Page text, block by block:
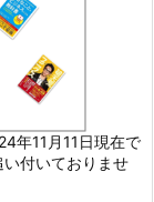
年11月11日現在で
い付いておりませ